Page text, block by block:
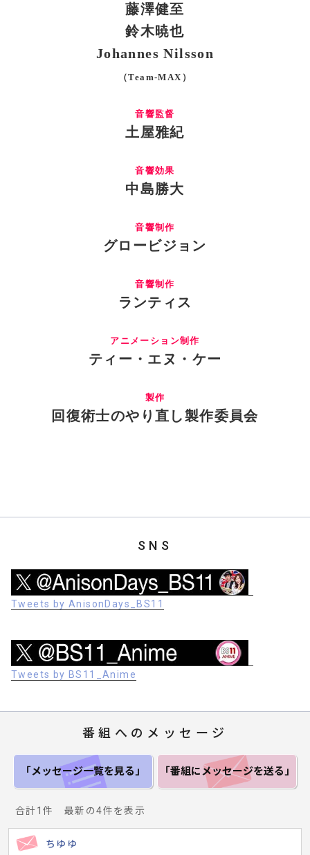
藤澤健至
鈴木暁也
Johannes Nilsson
（Team-MAX）
音響監督
土屋雅紀
音響効果
中島勝大
音響制作
グロービジョン
音響制作
ランティス
アニメーション制作
ティー・エヌ・ケー
製作
回復術士のやり直し製作委員会
SNS
Tweets by AnisonDays_BS11
Tweets by BS11_Anime
番組へのメッセージ
「メッセージ一覧を見る」 「番組にメッセージを送る」
合計1件 最新の4件を表示
ちゆゆ